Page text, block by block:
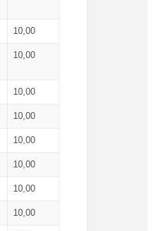
10,00
10,00
10,00
10,00
10,00
10,00
10,00
10,00